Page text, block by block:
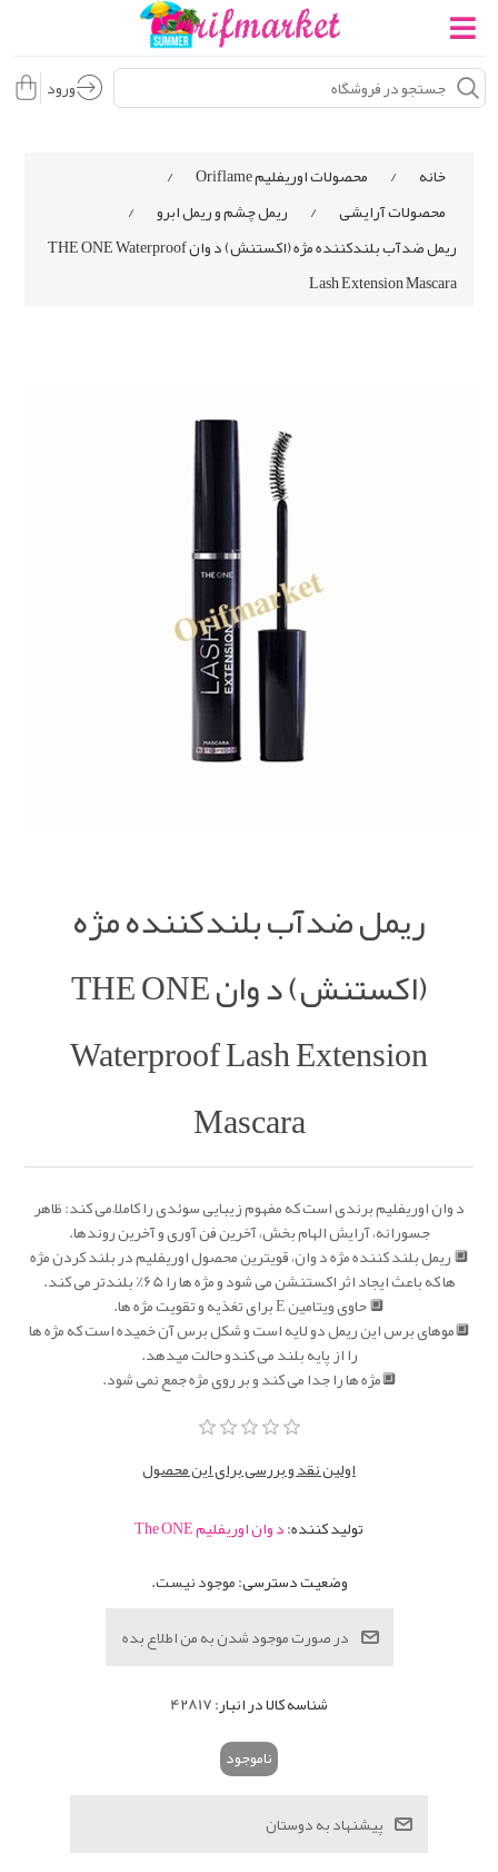
ورود
خانه / محصولات اوریفلیم Oriflame
/
محصولات آرایشی
/ ریمل چشم و ریمل ابرو
/
ریمل ضدآب بلندکننده مژه (اکستنش) د وان THE ONE Waterproof
Lash Extension Mascara
ریمل ضدآب بلندکننده مژه
(اکستنش) د وان THE ONE
Waterproof Lash Extension
Mascara
د وان اوریفلیم برندی است که مفهوم زیبایی سوئدی را کاملاً می کند: ظاهر
جسورانه، آرایش الهام بخش، آخرین فن آوری و آخرین روندها.
🔲 ریمل بلند کننده مژه د وان، قویترین محصول اوریفلیم در بلند کردن مژه
ها که باعث ایجاد اثر اکستنشن می شود و مژه ها را 65٪ بلندتر می کند.
🔲 حاوی ویتامین E برای تغذیه و تقویت مژه ها.
🔲موهای برس این ریمل دو لایه است و شکل برس آن خمیده است که مژه ها
را از پایه بلند می کندو حالت میدهد.
🔲مژه ها را جدا می کند و بر روی مژه جمع نمی شود.
اولین نقد و بررسی برای این محصول
تولید کننده:د وان اوریفلیم The ONE
وضعیت دسترسی:موجود نیست.
شناسه کالا در انبار:42817
ناموجود